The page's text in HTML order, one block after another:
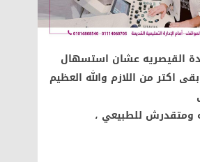
القيصريه عشان استسهال
اكتر من اللازم والله العظيم
ومتقدرش للطبيعي ،